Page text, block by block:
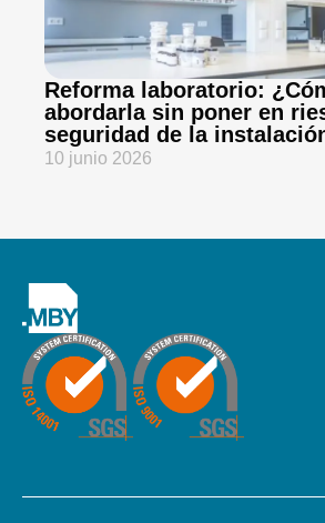
Reforma laboratorio:
abordarla sin poner en
seguridad de la
10 junio 2026